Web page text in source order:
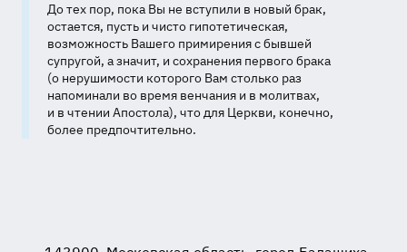
До тех пор, пока Вы не вступили в новый брак,
остается, пусть и чисто гипотетическая,
возможность Вашего примирения с бывшей
супругой, а значит, и сохранения первого брака
(о нерушимости которого Вам столько раз
напоминали во время венчания и в молитвах,
и в чтении Апостола), что для Церкви, конечно,
более предпочтительно.